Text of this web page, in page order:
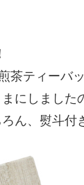
茶ティーバ
にしました
ん、熨斗付